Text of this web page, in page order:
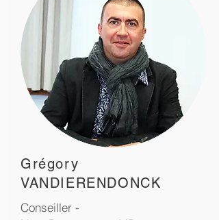
Grégory
VANDIERENDONCK
Conseiller -